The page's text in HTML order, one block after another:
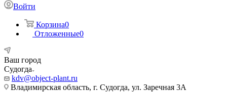
Войти
Корзина0
Отложенные0
Ваш город
Судогда
kdv@object-plant.ru
Владимирская область, г. Судогда, ул. Заречная 3А